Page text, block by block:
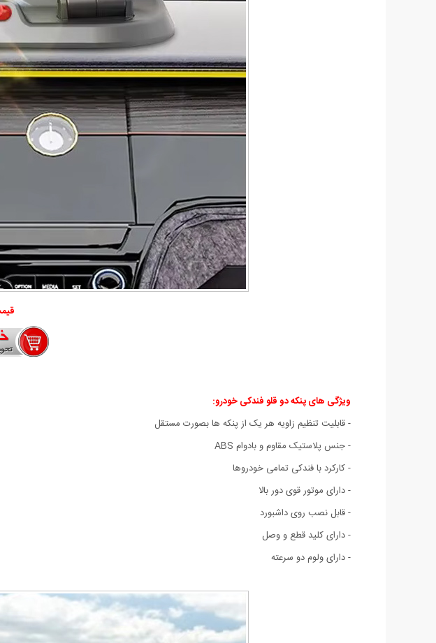
ویژگی های پنکه دو قلو فندکی خودرو:
- قابلیت تنظیم زاویه هر یک از پنکه ها بصورت مستقل
- جنس پلاستیک مقاوم و بادوام ABS
- کارکرد با فندکی تمامی خودروها
- دارای موتور قوی دور بالا
- قابل نصب روی داشبورد
- دارای کلید قطع و وصل
- دارای ولوم دو سرعته